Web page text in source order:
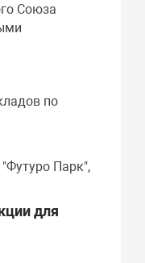
Союза
по
Парк",
для